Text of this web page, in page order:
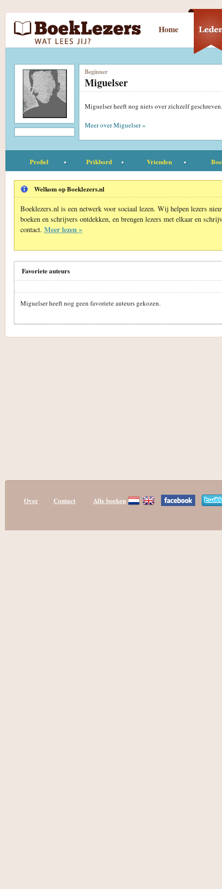
Home
Beginner
Miguelser
Miguelser heeft nog niets over zichzelf
Meer over Miguelser »
Profiel Prikbord Vrienden
Welkom op Boeklezers.nl
Boeklezers.nl is een netwerk voor sociaal lezen. Wij helpen lezers
boeken en schrijvers ontdekken, en brengen lezers met elkaar en
contact. Meer lezen »
Favoriete auteurs
Miguelser heeft nog geen favoriete auteurs gekozen.
Over Contact Alle boeken